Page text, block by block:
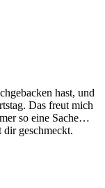
hast, und
Das freut mich
so eine Sache…
dir geschmeckt.